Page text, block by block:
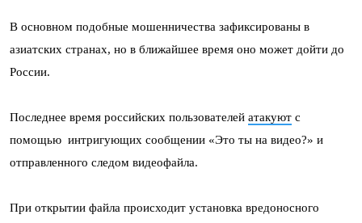
В основном подобные мошенничества зафиксированы в
азиатских странах, но в ближайшее время оно может дойти до
России.
Последнее время российских пользователей атакуют с
помощью интригующих сообщении «Это ты на видео?» и
отправленного следом видеофайла.
При открытии файла происходит установка вредоносного